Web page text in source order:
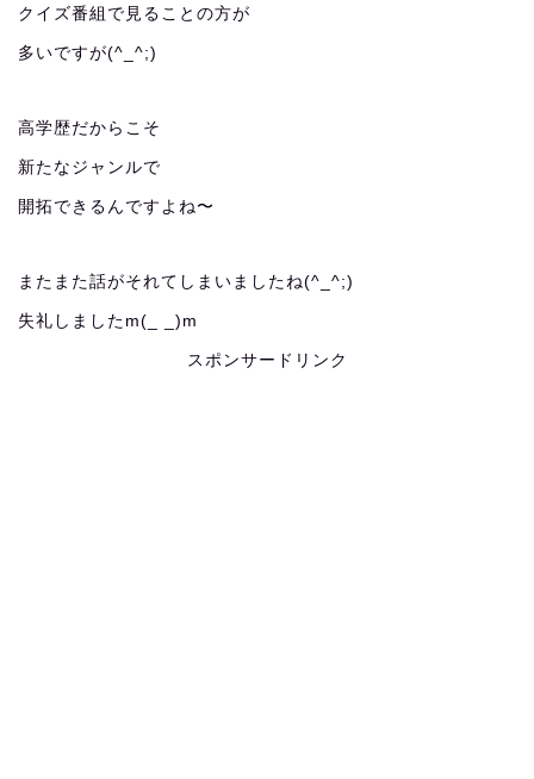
クイズ番組で見ることの方が
多いですが(^_^;)
高学歴だからこそ
新たなジャンルで
開拓できるんですよね〜
またまた話がそれてしまいましたね(^_^;)
失礼しましたm(_ _)m
スポンサードリンク